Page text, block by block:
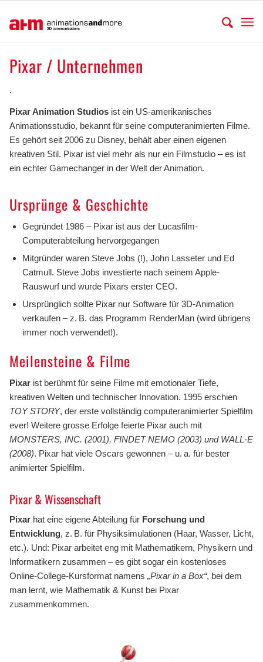
Pixar / Unternehmen
.
Pixar Animation Studios ist ein US-amerikanisches
Animationsstudio, bekannt für seine computeranimierten Filme.
Es gehört seit 2006 zu Disney, behält aber einen eigenen
kreativen Stil. Pixar ist viel mehr als nur ein Filmstudio – es ist
ein echter Gamechanger in der Welt der Animation.
Ursprünge & Geschichte
Gegründet 1986 – Pixar ist aus der Lucasfilm-
Computerabteilung hervorgegangen
Mitgründer waren Steve Jobs (!), John Lasseter und Ed
Catmull. Steve Jobs investierte nach seinem Apple-
Rauswurf und wurde Pixars erster CEO.
Ursprünglich sollte Pixar nur Software für 3D-Animation
verkaufen – z. B. das Programm RenderMan (wird übrigens
immer noch verwendet!).
Meilensteine & Filme
Pixarist berühmt für seine Filme mit emotionaler Tiefe,
kreativen Welten und technischer Innovation. 1995 erschien
TOY STORY, der erste vollständig computeranimierter Spielfilm
ever! Weitere grosse Erfolge feierte Pixar auch mit
MONSTERS, INC. (2001), FINDET NEMO (2003) und WALL-E
(2008). Pixar hat viele Oscars gewonnen – u. a. für bester
animierter Spielfilm.
Pixar & Wissenschaft
Pixarhat eine eigene Abteilung für Forschung und
Entwicklung, z. B. für Physiksimulationen (Haar, Wasser, Licht,
etc.). Und: Pixar arbeitet eng mit Mathematikern, Physikern und
Informatikern zusammen – es gibt sogar ein kostenloses
Online-College-Kursformat namens „Pixar in a Box“, bei dem
man lernt, wie Mathematik & Kunst bei Pixar
zusammenkommen.